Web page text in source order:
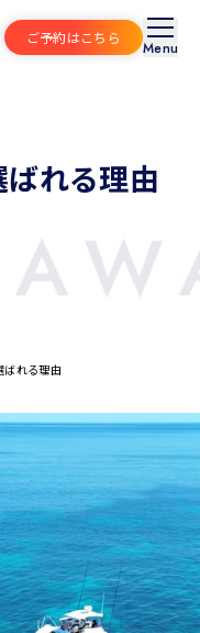
ご予約はこちら
Menu
ばれる理由
ばれる理由